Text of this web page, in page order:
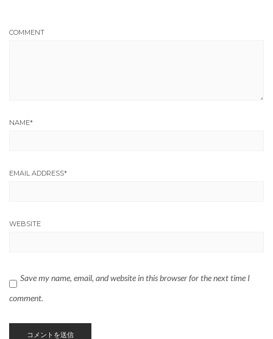
COMMENT
NAME*
EMAIL ADDRESS*
WEBSITE
Save my name, email, and website in this browser for the next time I
comment.